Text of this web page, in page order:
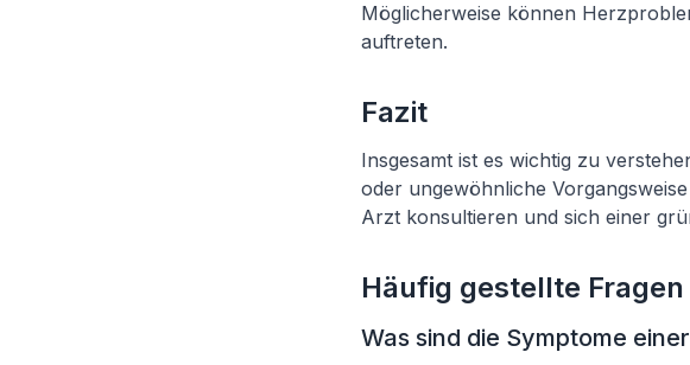
Möglicherweise können
auftreten.
Fazit
Insgesamt ist es wichtig zu
oder ungewöhnliche
Arzt konsultieren und sich einer
Häufig gestellte Fragen
Was sind die Symptome